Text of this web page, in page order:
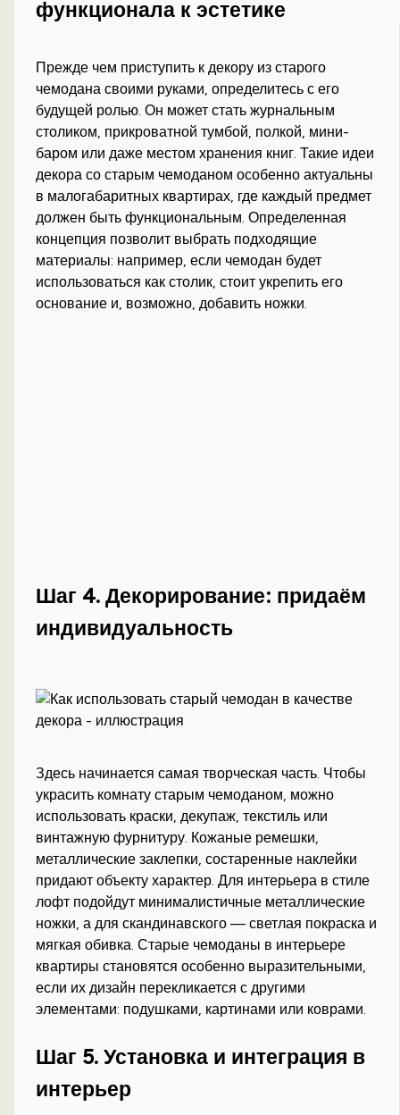
функционала к эстетике
Прежде чем приступить к декору из старого
чемодана своими руками, определитесь с его
будущей ролью. Он может стать журнальным
столиком, прикроватной тумбой, полкой, мини-
баром или даже местом хранения книг. Такие идеи
декора со старым чемоданом особенно актуальны
в малогабаритных квартирах, где каждый предмет
должен быть функциональным. Определенная
концепция позволит выбрать подходящие
материалы: например, если чемодан будет
использоваться как столик, стоит укрепить его
основание и, возможно, добавить ножки.
Шаг 4. Декорирование: придаём
индивидуальность
Здесь начинается самая творческая часть. Чтобы
украсить комнату старым чемоданом, можно
использовать краски, декупаж, текстиль или
винтажную фурнитуру. Кожаные ремешки,
металлические заклепки, состаренные наклейки
придают объекту характер. Для интерьера в стиле
лофт подойдут минималистичные металлические
ножки, а для скандинавского — светлая покраска и
мягкая обивка. Старые чемоданы в интерьере
квартиры становятся особенно выразительными,
если их дизайн перекликается с другими
элементами: подушками, картинами или коврами.
Шаг 5. Установка и интеграция в
интерьер